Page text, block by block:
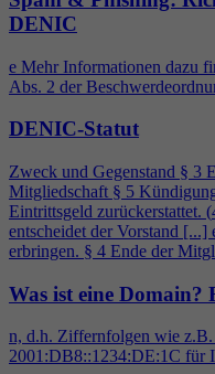
DENIC
e Mehr Informationen dazu
Abs. 2 der
DENIC-Statut
Zweck und Gegenstand § 3
Mitgliedschaft § 5
Eintrittsgeld zurückerstattet. (
entscheidet der Vorstand [...]
erbringen. § 4 Ende der
Was ist eine Domain?
n, d.h. Ziffernfolgen wie
2001:DB8::1234:DE:1C für